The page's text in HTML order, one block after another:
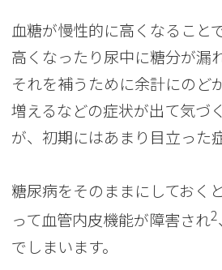
血糖が慢性的に高くなること
高くなったり尿中に糖分が漏
それを補うために余計にのど
増えるなどの症状が出て気づ
が、初期にはあまり目立った
糖尿病をそのままにしておく
って血管内皮機能が障害され2
でしまいます。